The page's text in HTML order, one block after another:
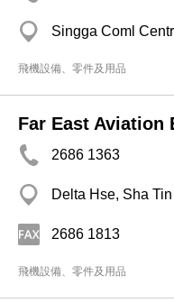
Singga Coml
飛機設備、零件及用品
Far East Aviation
2686 1363
Delta Hse, Sha Tin
2686 1813
飛機設備、零件及用品